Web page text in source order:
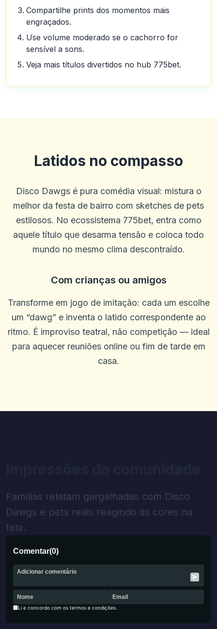
Compartilhe prints dos momentos mais
engraçados.
Use volume moderado se o cachorro for
sensível a sons.
Veja mais títulos divertidos no hub 775bet.
Latidos no compasso
Disco Dawgs é pura comédia visual: mistura o
melhor da festa de bairro com sketches de pets
estilosos. No ecossistema 775bet, entra como
aquele título que desarma tensão e coloca todo
mundo no mesmo clima descontraído.
Com crianças ou amigos
Transforme em jogo de imitação: cada um escolhe
um “dawg” e inventa o latido correspondente ao
ritmo. É improviso teatral, não competição — ideal
para aquecer reuniões online ou fim de tarde em
casa.
Famílias relatam gargalhadas com Disco
Dawgs e pets reais reagindo às cores na
tela.
Comentar(0)
Li e concordo com os termos e condições.